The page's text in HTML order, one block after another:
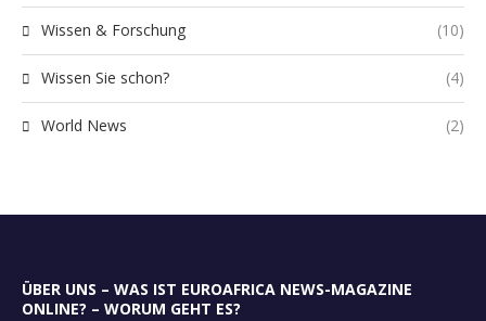
Wissen & Forschung (10)
Wissen Sie schon? (4)
World News (2)
ÜBER UNS – WAS IST EUROAFRICA NEWS-MAGAZINE
ONLINE? – WORUM GEHT ES?